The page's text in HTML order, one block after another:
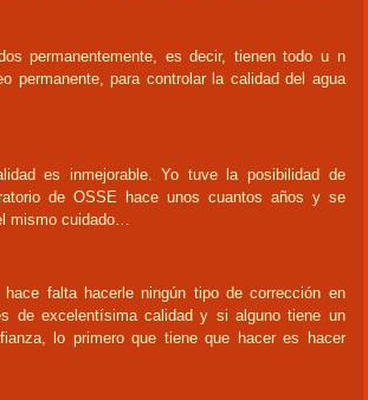
permanentemente, es decir, tienen todo u n
permanente, para controlar la calidad del agua
es inmejorable. Yo tuve la posibilidad de
de OSSE hace unos cuantos años y se
mismo cuidado…
hace falta hacerle ningún tipo de corrección en
de excelentísima calidad y si alguno tiene un
lo primero que tiene que hacer es hacer